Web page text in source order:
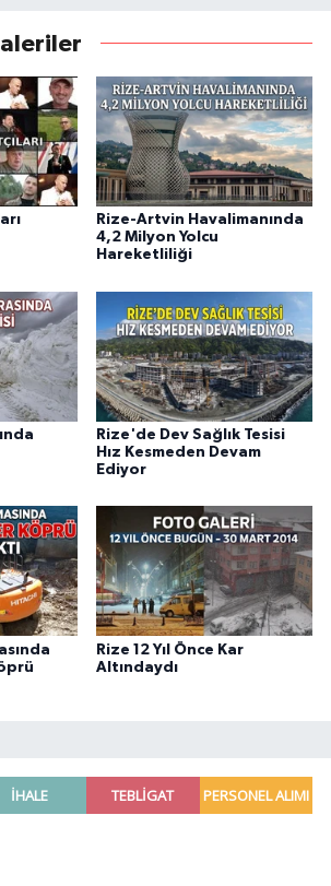
Rize-Artvin Havalimanında
4,2 Milyon Yolcu
Hareketliliği
Rize'de Dev Sağlık Tesisi
Hız Kesmeden Devam
Ediyor
Rize 12 Yıl Önce Kar
Altındaydı